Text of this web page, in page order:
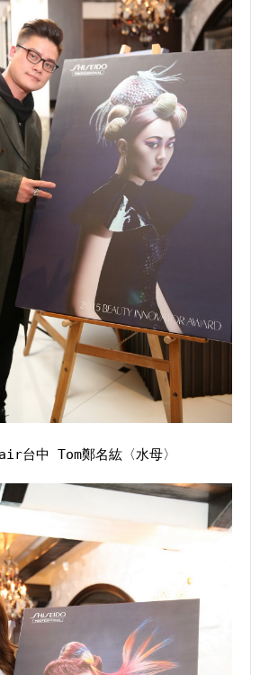
台中 Tom鄭名紘〈水母〉